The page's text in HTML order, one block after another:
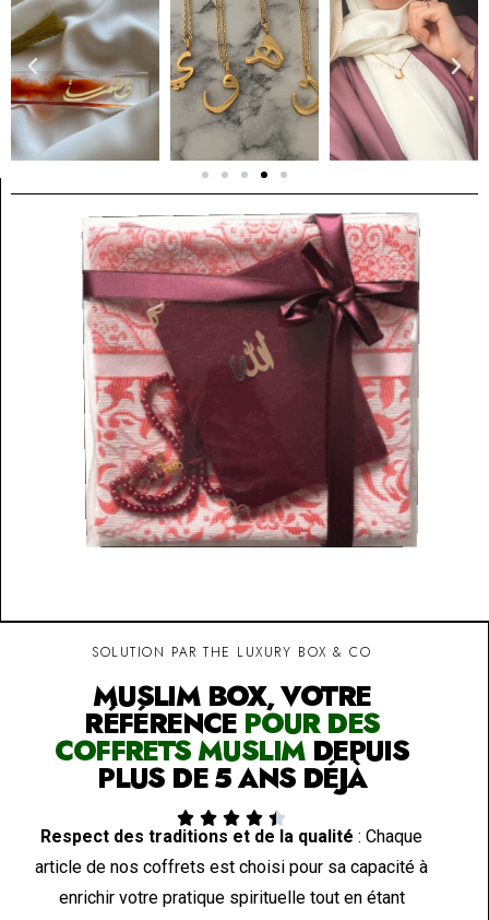
SOLUTION PAR THE LUXURY BOX & CO
MUSLIM BOX, VOTRE
RÉFÉRENCEPOUR DES
COFFRETS MUSLIM DEPUIS
PLUS DE 5 ANS DÉJÀ
    
Respect des traditions et de la qualité : Chaque
article de nos coffrets est choisi pour sa capacité à
enrichir votre pratique spirituelle tout en étant